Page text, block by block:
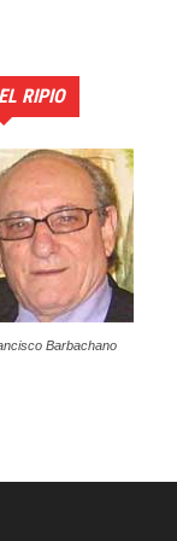
RIPIO
Barbachano